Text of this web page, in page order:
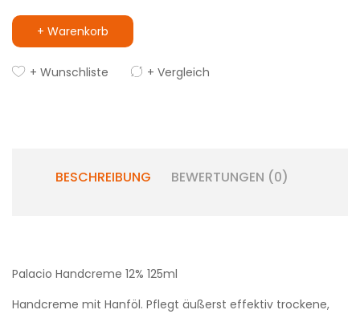
+ Warenkorb
+ Wunschliste + Vergleich
BESCHREIBUNG BEWERTUNGEN (0)
Palacio Handcreme 12% 125ml
Handcreme mit Hanföl. Pflegt äußerst effektiv trockene,